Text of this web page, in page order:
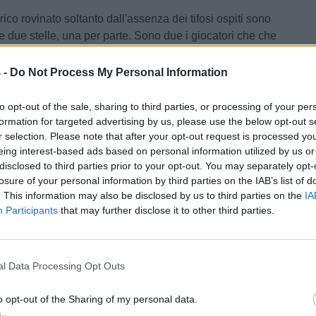
- Do Not Process My Personal Information
opt-out of the sale, sharing to third parties, or processing of your
for targeted advertising by us, please use the below opt-out
selection. Please note that after your opt-out request is processed
interest-based ads based on personal information utilized by us
to third parties prior to your opt-out. You may separately
of your personal information by third parties on the IAB’s list of
This information may also be disclosed by us to third parties on the
Participants that may further disclose it to other third parties.
Data Processing Opt Outs
opt-out of the Sharing of my personal data.
rovinato soltanto dall'assenza dei tifosi ospiti sono
due stelle, una per parte. Sono due i giocatori che che
e Nicola Loiodice. Lo spagnolo, cresciuto nelle
princpali della promozione.
troviamo invece Nicola Loiodice: il talento barese che
D e il Fasano a novembre 2025 e ha scelto di
del Taranto. Questa stagione il numero 10 rossoblu
e fornito 2 assist in 10 partite giocate. Ora i due si
in uno dei derby più sentiti del calcio
del Giudice Sportivo